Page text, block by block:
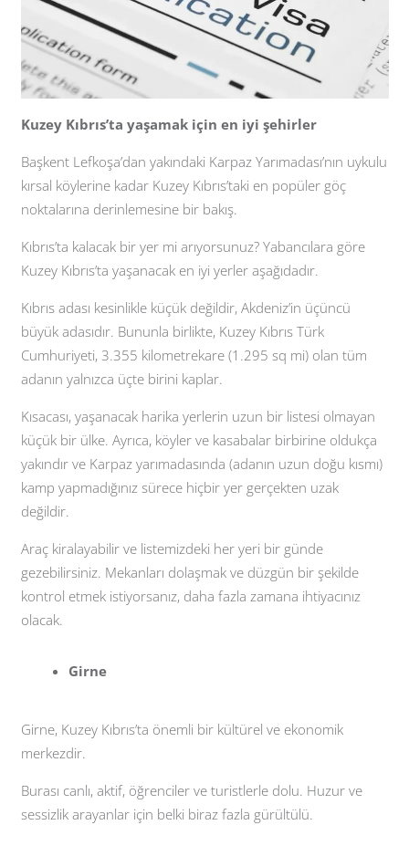
Kuzey Kıbrıs’ta yaşamak için en iyi şehirler
Başkent Lefkoşa’dan yakındaki Karpaz Yarımadası’nın uykulu
kırsal köylerine kadar Kuzey Kıbrıs’taki en popüler göç
noktalarına derinlemesine bir bakış.
Kıbrıs’ta kalacak bir yer mi arıyorsunuz? Yabancılara göre
Kuzey Kıbrıs’ta yaşanacak en iyi yerler aşağıdadır.
Kıbrıs adası kesinlikle küçük değildir, Akdeniz’in üçüncü
büyük adasıdır. Bununla birlikte, Kuzey Kıbrıs Türk
Cumhuriyeti, 3.355 kilometrekare (1.295 sq mi) olan tüm
adanın yalnızca üçte birini kaplar.
Kısacası, yaşanacak harika yerlerin uzun bir listesi olmayan
küçük bir ülke. Ayrıca, köyler ve kasabalar birbirine oldukça
yakındır ve Karpaz yarımadasında (adanın uzun doğu kısmı)
kamp yapmadığınız sürece hiçbir yer gerçekten uzak
değildir.
Araç kiralayabilir ve listemizdeki her yeri bir günde
gezebilirsiniz. Mekanları dolaşmak ve düzgün bir şekilde
kontrol etmek istiyorsanız, daha fazla zamana ihtiyacınız
olacak.
Girne
Girne, Kuzey Kıbrıs’ta önemli bir kültürel ve ekonomik
merkezdir.
Burası canlı, aktif, öğrenciler ve turistlerle dolu. Huzur ve
sessizlik arayanlar için belki biraz fazla gürültülü.